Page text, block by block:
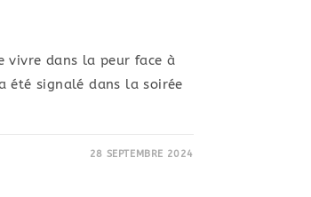
vivre dans la peur face à
été signalé dans la soirée
28 SEPTEMBRE 2024